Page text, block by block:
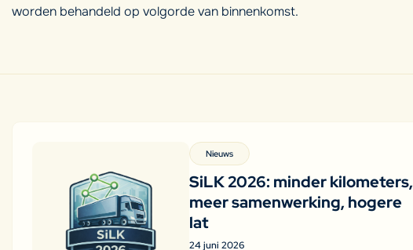
worden behandeld op volgorde van binnenkomst.
Nieuws
SiLK 2026: minder kilometers,
meer samenwerking, hogere
lat
24 juni 2026